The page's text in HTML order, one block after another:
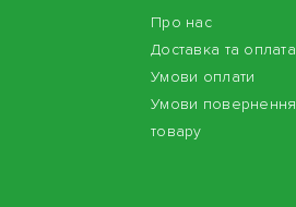
Про нас
Доставка та оплата
Умови оплати
Умови повернення
товару